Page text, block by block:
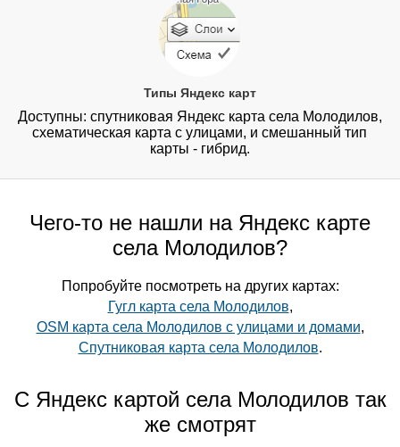
Типы Яндекс карт
Доступны: спутниковая Яндекс карта села Молодилов,
схематическая карта с улицами, и смешанный тип
карты - гибрид.
Чего-то не нашли на Яндекс карте
села Молодилов?
Попробуйте посмотреть на других картах:
Гугл карта села Молодилов,
OSM карта села Молодилов с улицами и домами,
Спутниковая карта села Молодилов.
С Яндекс картой села Молодилов так
же смотрят